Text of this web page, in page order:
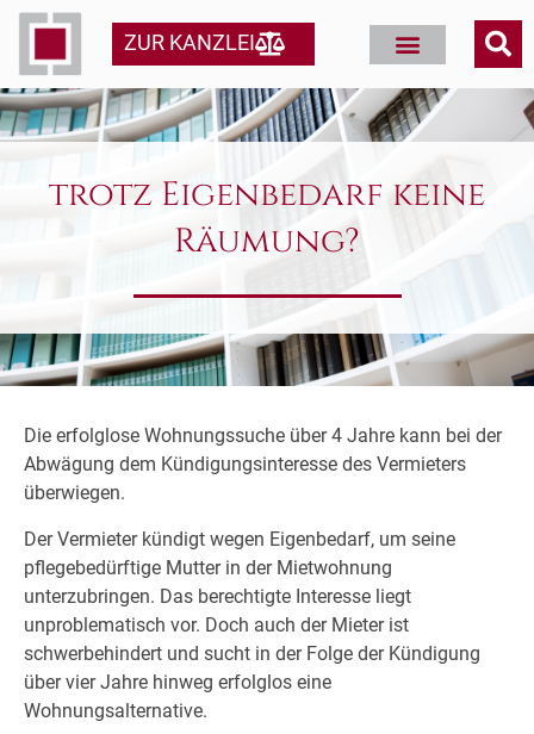
ZUR KANZLEI
trotz Eigenbedarf keine
Räumung?
Die erfolglose Wohnungssuche über 4 Jahre kann bei der
Abwägung dem Kündigungsinteresse des Vermieters
überwiegen.
Der Vermieter kündigt wegen Eigenbedarf, um seine
pflegebedürftige Mutter in der Mietwohnung
unterzubringen. Das berechtigte Interesse liegt
unproblematisch vor. Doch auch der Mieter ist
schwerbehindert und sucht in der Folge der Kündigung
über vier Jahre hinweg erfolglos eine
Wohnungsalternative.